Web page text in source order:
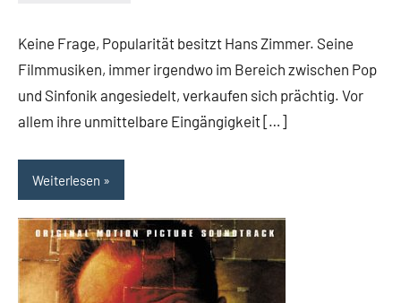
Keine Frage, Popularität besitzt Hans Zimmer. Seine
Filmmusiken, immer irgendwo im Bereich zwischen Pop
und Sinfonik angesiedelt, verkaufen sich prächtig. Vor
allem ihre unmittelbare Eingängigkeit […]
Weiterlesen